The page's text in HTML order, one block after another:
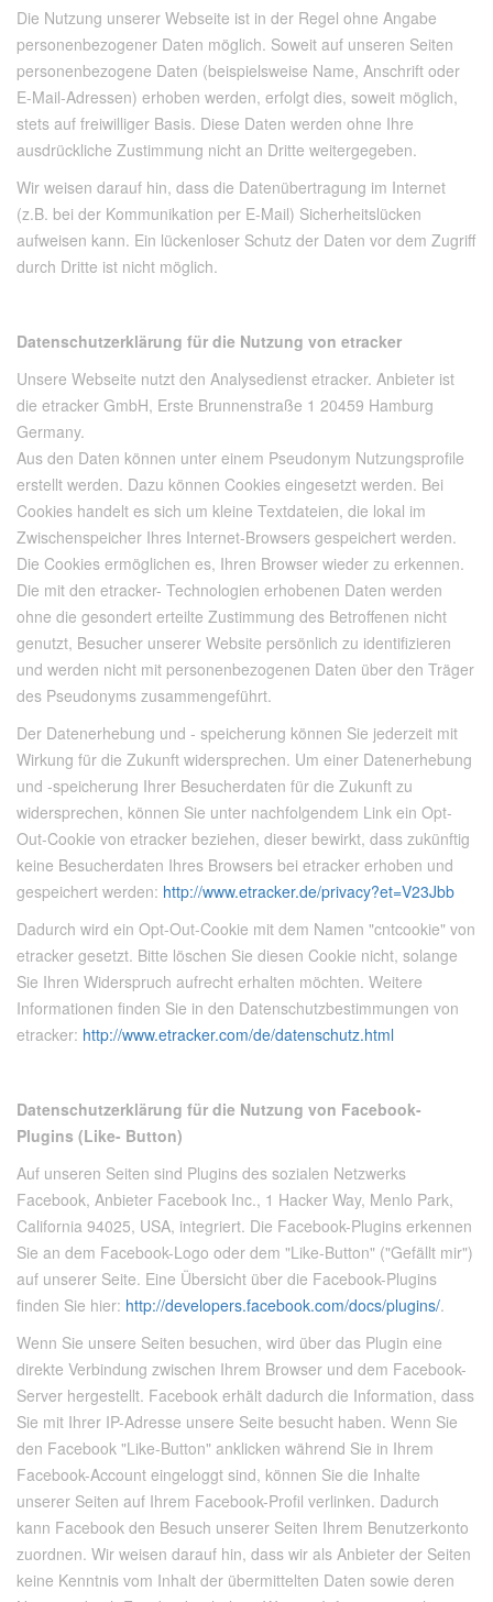
Die Nutzung unserer Webseite ist in der Regel ohne Angabe
personenbezogener Daten möglich. Soweit auf unseren Seiten
personenbezogene Daten (beispielsweise Name, Anschrift oder
E-Mail-Adressen) erhoben werden, erfolgt dies, soweit möglich,
stets auf freiwilliger Basis. Diese Daten werden ohne Ihre
ausdrückliche Zustimmung nicht an Dritte weitergegeben.
Wir weisen darauf hin, dass die Datenübertragung im Internet
(z.B. bei der Kommunikation per E-Mail) Sicherheitslücken
aufweisen kann. Ein lückenloser Schutz der Daten vor dem Zugriff
durch Dritte ist nicht möglich.
Datenschutzerklärung für die Nutzung von etracker
Unsere Webseite nutzt den Analysedienst etracker. Anbieter ist
die etracker GmbH, Erste Brunnenstraße 1 20459 Hamburg
Germany.
Aus den Daten können unter einem Pseudonym Nutzungsprofile
erstellt werden. Dazu können Cookies eingesetzt werden. Bei
Cookies handelt es sich um kleine Textdateien, die lokal im
Zwischenspeicher Ihres Internet-Browsers gespeichert werden.
Die Cookies ermöglichen es, Ihren Browser wieder zu erkennen.
Die mit den etracker- Technologien erhobenen Daten werden
ohne die gesondert erteilte Zustimmung des Betroffenen nicht
genutzt, Besucher unserer Website persönlich zu identifizieren
und werden nicht mit personenbezogenen Daten über den Träger
des Pseudonyms zusammengeführt.
Der Datenerhebung und - speicherung können Sie jederzeit mit
Wirkung für die Zukunft widersprechen. Um einer Datenerhebung
und -speicherung Ihrer Besucherdaten für die Zukunft zu
widersprechen, können Sie unter nachfolgendem Link ein Opt-
Out-Cookie von etracker beziehen, dieser bewirkt, dass zukünftig
keine Besucherdaten Ihres Browsers bei etracker erhoben und
gespeichert werden: http://www.etracker.de/privacy?et=V23Jbb
Dadurch wird ein Opt-Out-Cookie mit dem Namen "cntcookie" von
etracker gesetzt. Bitte löschen Sie diesen Cookie nicht, solange
Sie Ihren Widerspruch aufrecht erhalten möchten. Weitere
Informationen finden Sie in den Datenschutzbestimmungen von
etracker: http://www.etracker.com/de/datenschutz.html
Datenschutzerklärung für die Nutzung von Facebook-
Plugins (Like- Button)
Auf unseren Seiten sind Plugins des sozialen Netzwerks
Facebook, Anbieter Facebook Inc., 1 Hacker Way, Menlo Park,
California 94025, USA, integriert. Die Facebook-Plugins erkennen
Sie an dem Facebook-Logo oder dem "Like-Button" ("Gefällt mir")
auf unserer Seite. Eine Übersicht über die Facebook-Plugins
finden Sie hier: http://developers.facebook.com/docs/plugins/.
Wenn Sie unsere Seiten besuchen, wird über das Plugin eine
direkte Verbindung zwischen Ihrem Browser und dem Facebook-
Server hergestellt. Facebook erhält dadurch die Information, dass
Sie mit Ihrer IP-Adresse unsere Seite besucht haben. Wenn Sie
den Facebook "Like-Button" anklicken während Sie in Ihrem
Facebook-Account eingeloggt sind, können Sie die Inhalte
unserer Seiten auf Ihrem Facebook-Profil verlinken. Dadurch
kann Facebook den Besuch unserer Seiten Ihrem Benutzerkonto
zuordnen. Wir weisen darauf hin, dass wir als Anbieter der Seiten
keine Kenntnis vom Inhalt der übermittelten Daten sowie deren